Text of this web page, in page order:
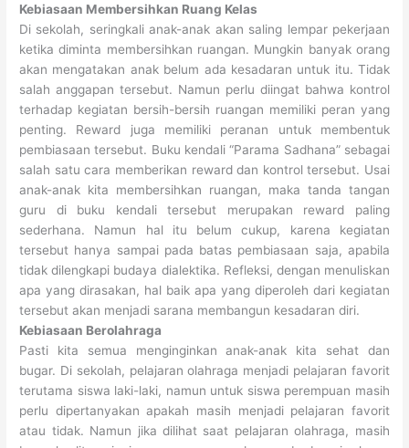
Kebiasaan Membersihkan Ruang Kelas
Di sekolah, seringkali anak-anak akan saling lempar pekerjaan
ketika diminta membersihkan ruangan. Mungkin banyak orang
akan mengatakan anak belum ada kesadaran untuk itu. Tidak
salah anggapan tersebut. Namun perlu diingat bahwa kontrol
terhadap kegiatan bersih-bersih ruangan memiliki peran yang
penting. Reward juga memiliki peranan untuk membentuk
pembiasaan tersebut. Buku kendali “Parama Sadhana” sebagai
salah satu cara memberikan reward dan kontrol tersebut. Usai
anak-anak kita membersihkan ruangan, maka tanda tangan
guru di buku kendali tersebut merupakan reward paling
sederhana. Namun hal itu belum cukup, karena kegiatan
tersebut hanya sampai pada batas pembiasaan saja, apabila
tidak dilengkapi budaya dialektika. Refleksi, dengan menuliskan
apa yang dirasakan, hal baik apa yang diperoleh dari kegiatan
tersebut akan menjadi sarana membangun kesadaran diri.
Kebiasaan Berolahraga
Pasti kita semua menginginkan anak-anak kita sehat dan
bugar. Di sekolah, pelajaran olahraga menjadi pelajaran favorit
terutama siswa laki-laki, namun untuk siswa perempuan masih
perlu dipertanyakan apakah masih menjadi pelajaran favorit
atau tidak. Namun jika dilihat saat pelajaran olahraga, masih